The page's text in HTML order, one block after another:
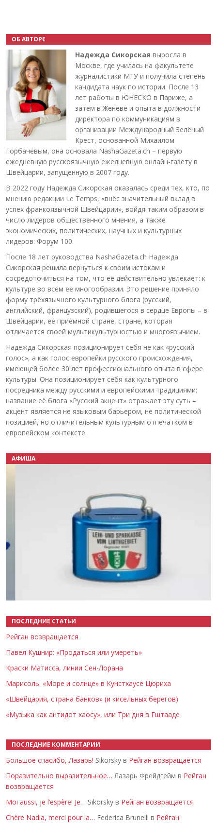
ОБ АВТОРЕ
Надежда Сикорская выросла в
Москве, где училась на факультете
журналистики МГУ и получила степень
кандидата наук по истории. После 13
лет работы в ЮНЕСКО в Париже, а
затем в Женеве и опыта в должности
директора по коммуникациям в
организации Международный Зелёный
Крест, основанной Михаилом
Горбачёвым, она основала NashaGazeta.ch – первую
ежедневную русскоязычную ежедневную онлайн-газету в
Швейцарии, запущенную в 2007 году.
В 2022 году Надежда Сикорская оказалась среди тех, кто, по
мнению редакции Le Temps, «внёс значительный вклад в
успех франкоязычной Швейцарии», войдя таким образом в
число лидеров общественного мнения, а также
экономических, политических, научных и культурных
лидеров: Форум 100.
После 18 лет руководства NashaGazeta.ch Надежда
Сикорская решила вернуться к своим истокам и
сосредоточиться на том, что её действительно увлекает: к
культуре во всём её многообразии. Это решение приняло
форму трёхязычного культурного блога (русский,
английский, французский), родившегося в сердце Европы – в
Швейцарии, её приёмной стране, стране, которая
отличается своей мультикультурностью и многоязычием.
Надежда Сикорская позиционирует себя не как «русский
голос», а как голос европейки русского происхождения,
имеющей более 30 лет профессионального опыта в сфере
культуры. Она позиционирует себя как культурного
посредника между русскими и европейскими традициями;
название её блога «Русский акцент» отражает эту суть –
акцент является не языковым барьером, не политической
позицией, но отличительным культурным отпечатком в
европейском контексте.
АФИША
ПОСЛЕДНИЕ СТАТЬИ
Рейган возвращается
Павел Кушнир: «Продаться или умереть»
Краски Матисса, линии Сен-Лорана
Марисоль: «Море и солнце» в Кунстхаусе Цюриха
«Швейцария, страна банков» (и кисельных берегов)
«Музыка как антидот хаосу», или Три дня в Гштааде
ПОСЛЕДНИЕ КОММЕНТАРИИ
Большое спасибо, Лазарь! Sikorsky в Рейган возвращается
Поразительно выразительное… Лазарь Фрейдгейм в Рейган
возвращается
Moi aussi, je l’espère! Je… Sikorsky в Рейган возвращается
Chère Nadia, merci pour la… Federica Brunelli в Рейган